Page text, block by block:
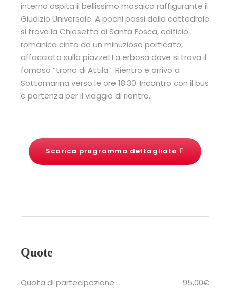
interno ospita il bellissimo mosaico raffigurante il
Giudizio Universale. A pochi passi dalla cattedrale
si trova la Chiesetta di Santa Fosca, edificio
romanico cinto da un minuzioso porticato,
affacciato sulla piazzetta erbosa dove si trova il
famoso “trono di Attila”. Rientro e arrivo a
Sottomarina verso le ore 18:30. Incontro con il bus
e partenza per il viaggio di rientro.
Scarica programma dettagliato
Quote
Quota di partecipazione 95,00€